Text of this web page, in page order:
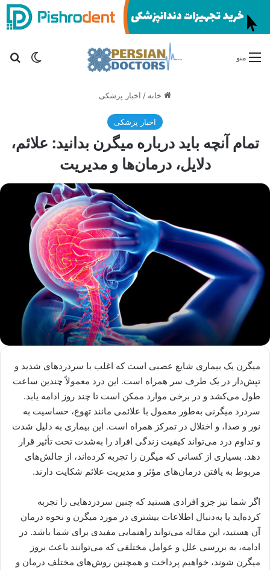
تغییر منو
خانه / اخبار پزشکی
اخبار پزشکی
تمام آنچه باید درباره میگرن بدانید: علائم،
دلایل، درمان‌ها و مدیریت
میگرن یک بیماری شایع عصبی است که اغلب با سردردهای شدید و
تپش‌دار در یک طرف سر همراه است. این درد معمولاً چندین ساعت
طول می‌کشد و در برخی موارد ممکن است تا چند روز ادامه یابد.
سردرد میگرنی به‌طور معمول با علائمی مانند تهوع، حساسیت به
نور و صدا، و اختلال در تمرکز همراه است. این بیماری به دلیل شدت
و تداوم درد می‌تواند کیفیت زندگی افراد را به‌شدت تحت تأثیر قرار
دهد. بسیاری از کسانی که میگرن را تجربه کرده‌اند، از چالش‌های
مربوط به یافتن درمان‌های مؤثر و مدیریت علائم شکایت دارند.
اگر شما نیز جزو افرادی هستید که چنین سردردهایی را تجربه
کرده‌اید یا به‌دنبال اطلاعات بیشتری در مورد میگرن و نحوه درمان
آن هستید، این مقاله می‌تواند راهنمایی مفیدی برای شما باشد. در
ادامه، به بررسی علل و عوامل مختلفی که می‌توانند باعث بروز
میگرن شوند، خواهیم پرداخت و همچنین روش‌های مختلف درمان و